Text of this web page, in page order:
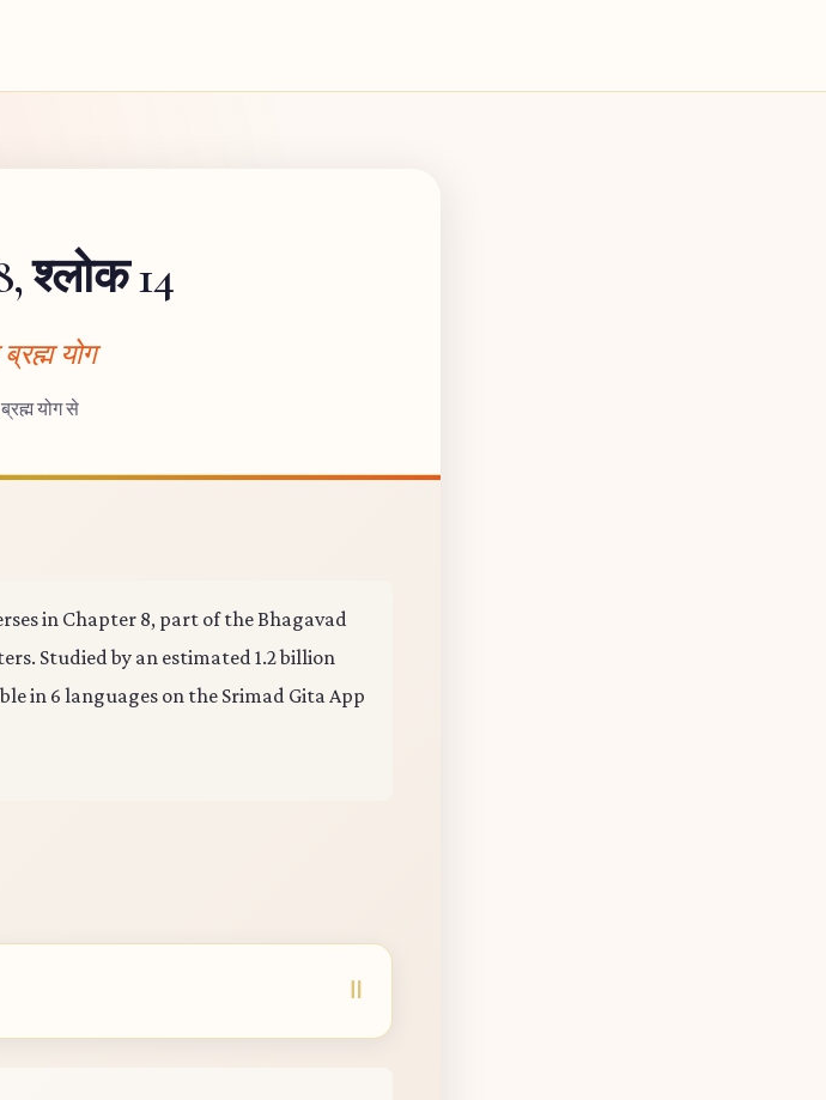
श्लोक 14
योग
योग से
in Chapter 8, part of the Bhagavad
Studied by an estimated 1.2 billion
in 6 languages on the Srimad Gita App